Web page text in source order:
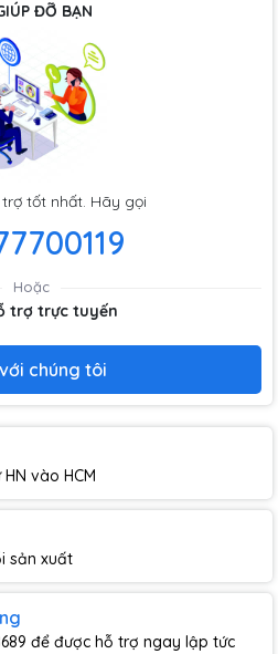
ĐỠ BẠN
tốt nhất. Hãy gọi
Hoặc
trợ trực tuyến
chúng tôi
vào HCM
sản xuất
để được hỗ trợ ngay lập tức